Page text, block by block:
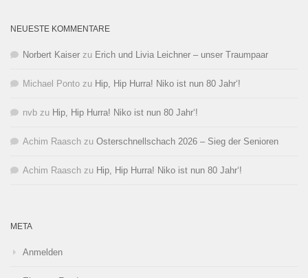
NEUESTE KOMMENTARE
Norbert Kaiser zu Erich und Livia Leichner – unser Traumpaar
Michael Ponto zu Hip, Hip Hurra! Niko ist nun 80 Jahr‘!
nvb zu Hip, Hip Hurra! Niko ist nun 80 Jahr‘!
Achim Raasch zu Osterschnellschach 2026 – Sieg der Senioren
Achim Raasch zu Hip, Hip Hurra! Niko ist nun 80 Jahr‘!
META
Anmelden